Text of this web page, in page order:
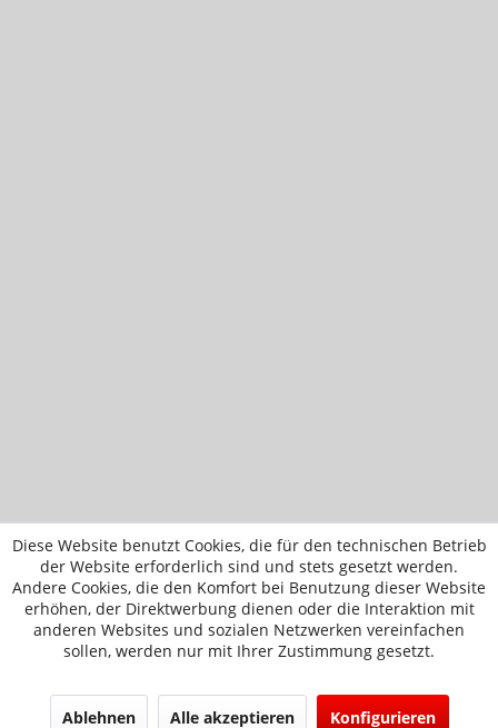
Diese Website benutzt Cookies, die für den technischen Betrieb
der Website erforderlich sind und stets gesetzt werden.
Andere Cookies, die den Komfort bei Benutzung dieser Website
erhöhen, der Direktwerbung dienen oder die Interaktion mit
anderen Websites und sozialen Netzwerken vereinfachen
sollen, werden nur mit Ihrer Zustimmung gesetzt.
Ablehnen Alle akzeptieren Konfigurieren